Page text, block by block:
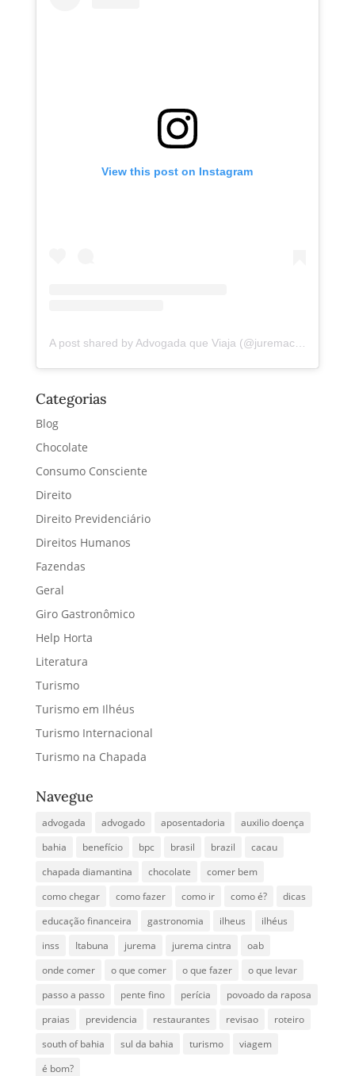
View this post on Instagram
A post shared by Advogada que Viaja (@juremacintra)
Categorias
Blog
Chocolate
Consumo Consciente
Direito
Direito Previdenciário
Direitos Humanos
Fazendas
Geral
Giro Gastronômico
Help Horta
Literatura
Turismo
Turismo em Ilhéus
Turismo Internacional
Turismo na Chapada
Navegue
advogada advogado aposentadoria
auxilio doença
bahia
benefício bpc brasil brazil
cacau
chapada diamantina
chocolate
comer bem
como chegar
como fazer como ir como é?
dicas
educação financeira
gastronomia ilheus
ilhéus
inss
Itabuna jurema jurema cintra
oab
onde comer
o que comer o que fazer
o que levar
passo a passo
pente fino perícia
povoado da raposa
praias
previdencia restaurantes revisao
roteiro
south of bahia
sul da bahia turismo
viagem
é bom?